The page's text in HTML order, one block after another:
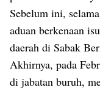
Sebelum ini,
aduan berkenaan
daerah di Sabak
Akhirnya, pada
di jabatan buruh,